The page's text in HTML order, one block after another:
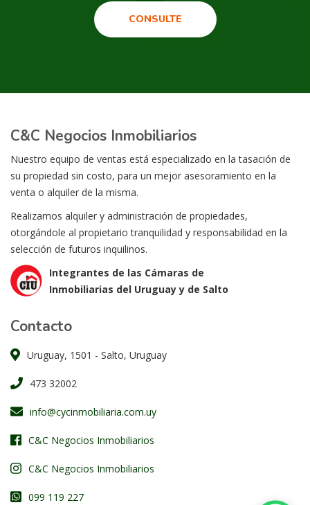
CONSULTE
C&C Negocios Inmobiliarios
Nuestro equipo de ventas está especializado en la tasación de
su propiedad sin costo, para un mejor asesoramiento en la
venta o alquiler de la misma.
Realizamos alquiler y administración de propiedades,
otorgándole al propietario tranquilidad y responsabilidad en la
selección de futuros inquilinos.
Integrantes de las Cámaras de
Inmobiliarias del Uruguay y de Salto
Contacto
Uruguay, 1501 - Salto, Uruguay
473 32002
info@cycinmobiliaria.com.uy
C&C Negocios Inmobiliarios
C&C Negocios Inmobiliarios
099 119 227